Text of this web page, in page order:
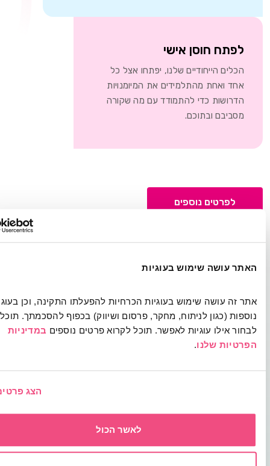
עושה שימוש בעוגיות
אתר זה עושה שימוש בעוגיות הכרחיות להפעלתו התקינה, וכן בעוגיות
נוספות (כגון לניתוח, מחקר, פרסום ושיווק) בכפוף להסכמתך. תוכל
אילו עוגיות לאפשר. תוכל לקרוא פרטים נוספים
במדיניות
שלנו.
הצג פרטים
לאשר הכול
חוסן אישי
הייחודיים שלנו, יפתחו אצל כל
ואחת מהתלמידים את המיומנויות
כדי להתמודד עם מה שקורה
ובתוכם.
לפרטים נוספים
בעצם זה
לייצר השפעה לא רק על חייהם, אלא גם על
הכיתתי והבית ספרי, על הקהילה ועל המשפחה.
לאורך השנה לא יפסק, אבל זה לא אומר שלא